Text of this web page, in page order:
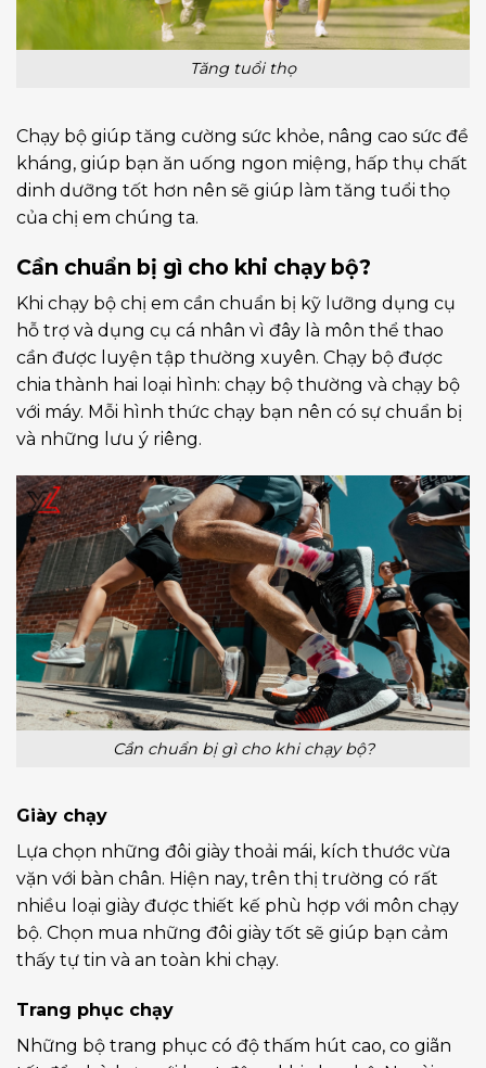
Tăng tuổi thọ
Chạy bộ giúp tăng cường sức khỏe, nâng cao sức đề
kháng, giúp bạn ăn uống ngon miệng, hấp thụ chất
dinh dưỡng tốt hơn nên sẽ giúp làm tăng tuổi thọ
của chị em chúng ta.
Cần chuẩn bị gì cho khi chạy bộ?
Khi chạy bộ chị em cần chuẩn bị kỹ lưỡng dụng cụ
hỗ trợ và dụng cụ cá nhân vì đây là môn thể thao
cần được luyện tập thường xuyên. Chạy bộ được
chia thành hai loại hình: chạy bộ thường và chạy bộ
với máy. Mỗi hình thức chạy bạn nên có sự chuẩn bị
và những lưu ý riêng.
Cần chuẩn bị gì cho khi chạy bộ?
Giày chạy
Lựa chọn những đôi giày thoải mái, kích thước vừa
vặn với bàn chân. Hiện nay, trên thị trường có rất
nhiều loại giày được thiết kế phù hợp với môn chạy
bộ. Chọn mua những đôi giày tốt sẽ giúp bạn cảm
thấy tự tin và an toàn khi chạy.
Trang phục chạy
Những bộ trang phục có độ thấm hút cao, co giãn